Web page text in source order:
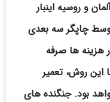
و روسیه اینبار
چاپگر سه بعدی
اقدام ۹۰ درصد در هزینه ها صرفه
روش، تعمیر
بود. جنگنده های